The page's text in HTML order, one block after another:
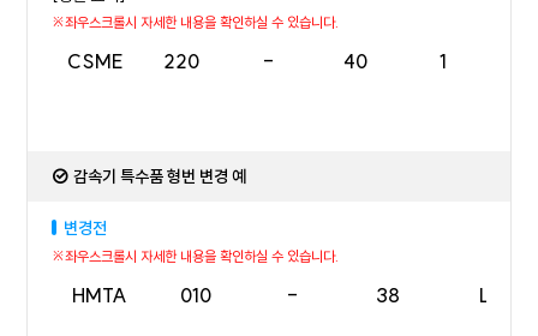
CSME 220 - 40 1
감속기 특수품 형번 변경 예
변경전
HMTA 010 - 38 L